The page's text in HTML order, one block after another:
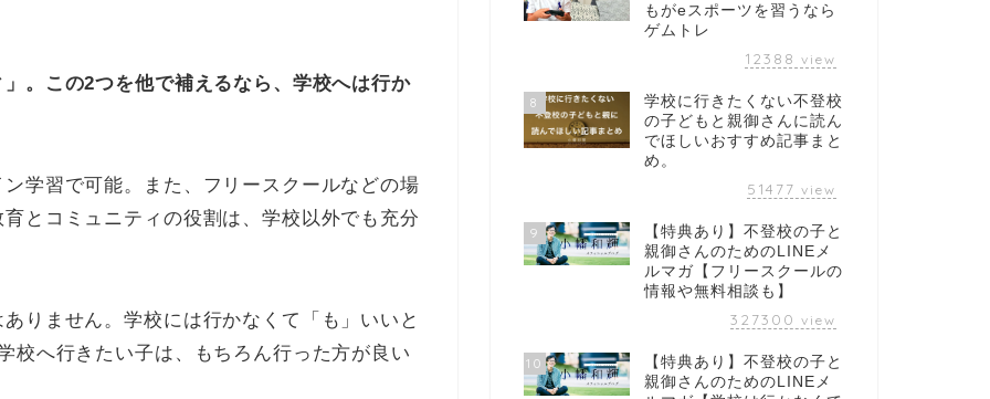
。この2つを他で補えるなら、学校へは行か
学習で可能。また、フリースクールなどの場
とコミュニティの役割は、学校以外でも充分
りません。学校には行かなくて「も」いいと
校へ行きたい子は、もちろん行った方が良い
もがeスポーツを習うなら
ゲムトレ
12388 view
8
学校に行きたくない不登校
の子どもと親御さんに読ん
でほしいおすすめ記事まと
め。
51477 view
9
【特典あり】不登校の子と
親御さんのためのLINEメ
ルマガ【フリースクールの
情報や無料相談も】
327300 view
10
【特典あり】不登校の子と
親御さんのためのLINEメ